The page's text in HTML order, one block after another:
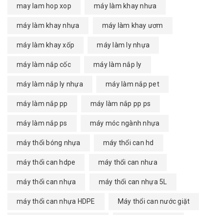
may lam hop xop máy làm khay nhưa
máy làm khay nhựa máy làm khay ươm
máy làm khay xốp máy làm ly nhựa
máy làm nắp cốc máy làm nắp ly
máy làm nắp ly nhựa máy làm nắp pet
máy làm nắp pp máy làm nắp pp ps
máy làm nắp ps máy móc ngành nhựa
máy thổi bóng nhựa máy thổi can hd
máy thổi can hdpe máy thổi can nhưa
máy thổi can nhựa máy thổi can nhựa 5L
máy thổi can nhựa HDPE Máy thổi can nước giặt